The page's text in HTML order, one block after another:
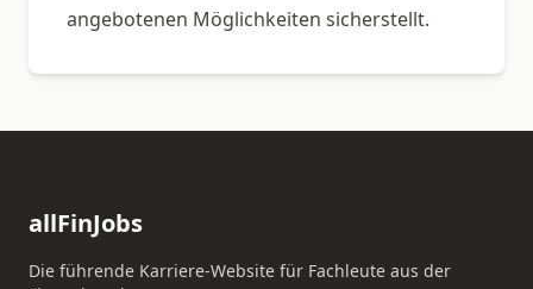
angebotenen Möglichkeiten sicherstellt.
allFinJobs
Die führende Karriere-Website für Fachleute aus der